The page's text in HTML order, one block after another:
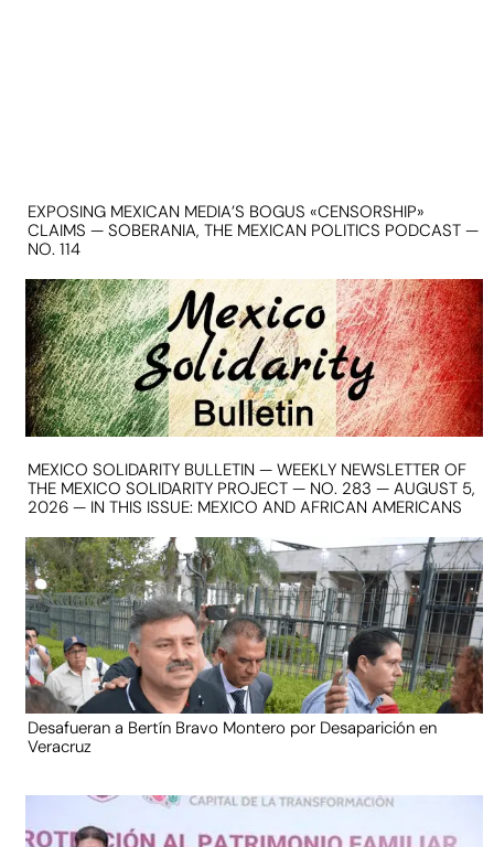
EXPOSING MEXICAN MEDIA’S BOGUS «CENSORSHIP»
CLAIMS — SOBERANIA, THE MEXICAN POLITICS PODCAST —
NO. 114
MEXICO SOLIDARITY BULLETIN — WEEKLY NEWSLETTER OF
THE MEXICO SOLIDARITY PROJECT — NO. 283 — AUGUST 5,
2026 — IN THIS ISSUE: MEXICO AND AFRICAN AMERICANS
Desafueran a Bertín Bravo Montero por Desaparición en
Veracruz